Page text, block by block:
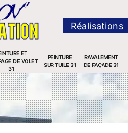
Réalisations
ET
DE VOLET
31
PEINTURE
SUR TUILE 31
RAVALEMENT
DE FAÇADE 31